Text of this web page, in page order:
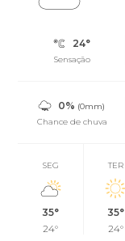
24°
Sensação
0% (0mm)
Chance de chuva
SEG
35°
24°
TER
35°
24°